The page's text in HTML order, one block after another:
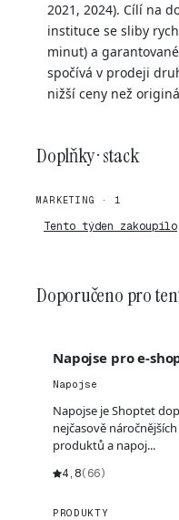
2021, 2024). Cílí na
instituce se sliby
minut) a
spočívá v prodeji
nižší ceny než
Doplňky · stack
MARKETING · 1
Tento týden zakoupilo
Doporučeno pro
Napojse pro e-
Napojse
Napojse je Shoptet
nejčasově
produktů a napoj...
4,8(66)
PRODUKTY